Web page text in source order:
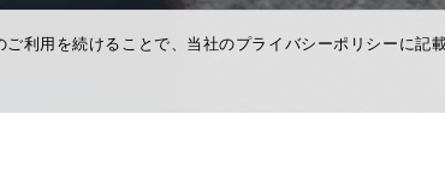
利用を続けることで、当社のプライバシーポリシーに記